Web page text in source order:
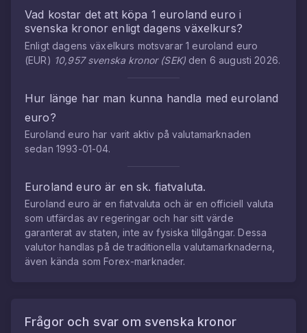
Vad kostar det att köpa 1 euroland euro i
svenska kronor enligt dagens växelkurs?
Enligt dagens växelkurs motsvarar1 euroland euro
(EUR) 10,957 svenska kronor(SEK) den 6 augusti 2026.
Hur länge har man kunna handla medeuroland
euro?
Euroland euro har varit aktiv på valutamarknaden
sedan 1993-01-04.
Euroland euro är en sk. fiatvaluta.
Euroland euro är en fiatvaluta och är en officiell valuta
som utfärdas av regeringar och har sitt värde
garanterat av staten, inte av fysiska tillgångar. Dessa
valutor handlas på de traditionella valutamarknaderna,
även kända som Forex-marknader.
Frågor och svar om svenska kronor